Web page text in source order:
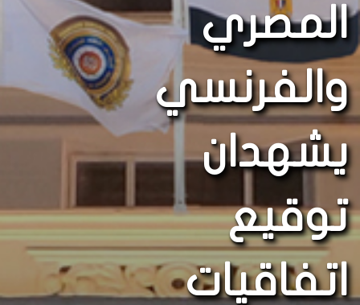
المصري
والفرنسي
يشهدان
توقيع
اتفاقيات